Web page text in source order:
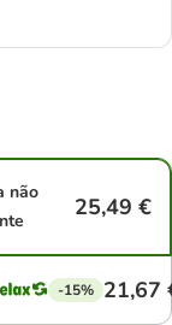
não
25,49 €
-15% 21,67